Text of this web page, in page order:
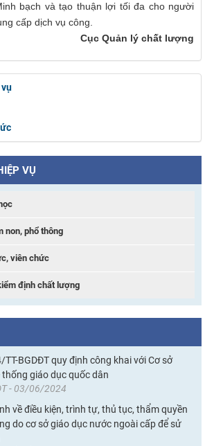
bạch và tạo thuận lợi tối đa cho người
cấp dịch vụ công.
Cục Quản lý chất lượng
VỤ
non, phổ thông
viên chức
định chất lượng
BGDĐT quy định công khai với Cơ sở
giáo dục quốc dân
- 03/06/2024
về điều kiện, trình tự, thủ tục, thẩm quyền
do cơ sở giáo dục nước ngoài cấp để sử